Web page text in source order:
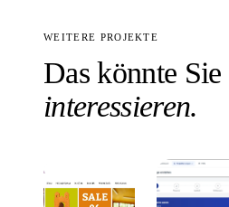
WEITERE PROJEKTE
Das könnte Sie
interessieren.